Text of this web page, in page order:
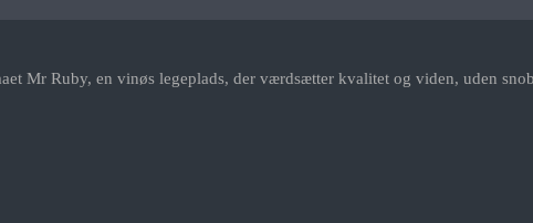
Mr Ruby, en vinøs legeplads, der værdsætter kvalitet og viden, uden